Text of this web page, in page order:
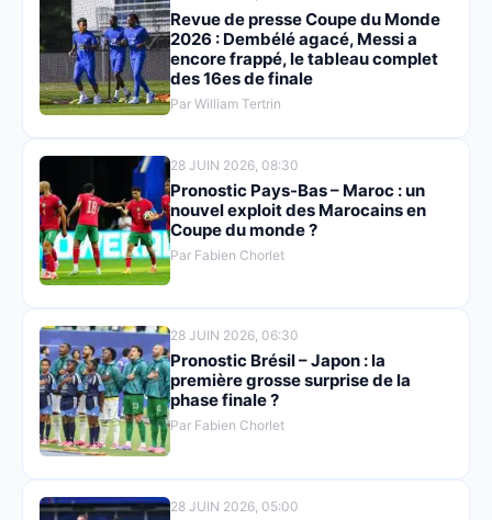
Revue de presse Coupe du Monde
2026 : Dembélé agacé, Messi a
encore frappé, le tableau complet
des 16es de finale
Par William Tertrin
28 JUIN 2026, 08:30
Pronostic Pays-Bas – Maroc : un
nouvel exploit des Marocains en
Coupe du monde ?
Par Fabien Chorlet
28 JUIN 2026, 06:30
Pronostic Brésil – Japon : la
première grosse surprise de la
phase finale ?
Par Fabien Chorlet
28 JUIN 2026, 05:00